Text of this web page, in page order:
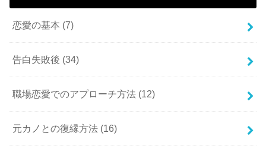
恋愛の基本 (7)
告白失敗後 (34)
職場恋愛でのアプローチ方法 (12)
元カノとの復縁方法 (16)